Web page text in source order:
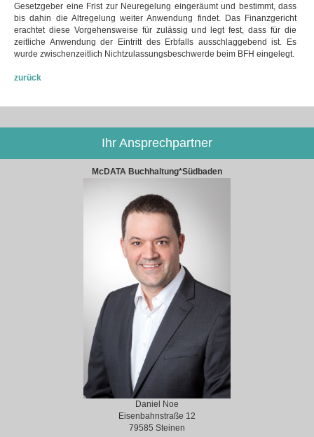
Gesetzgeber eine Frist zur Neuregelung eingeräumt und bestimmt, dass
bis dahin die Altregelung weiter Anwendung findet. Das Finanzgericht
erachtet diese Vorgehensweise für zulässig und legt fest, dass für die
zeitliche Anwendung der Eintritt des Erbfalls ausschlaggebend ist. Es
wurde zwischenzeitlich Nichtzulassungsbeschwerde beim BFH eingelegt.
zurück
Ihr Ansprechpartner
McDATA Buchhaltung*Südbaden
Daniel Noe
Eisenbahnstraße 12
79585 Steinen